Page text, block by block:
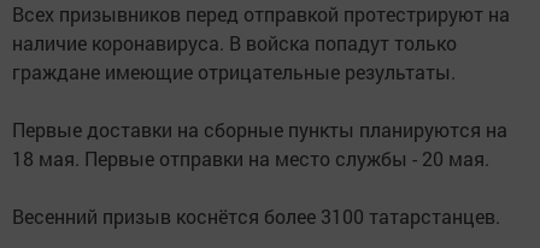
Всех призывников перед отправкой протестрируют на
наличие коронавируса. В войска попадут только
граждане имеющие отрицательные результаты.
Первые доставки на сборные пункты планируются на
18 мая. Первые отправки на место службы - 20 мая.
Весенний призыв коснётся более 3100 татарстанцев.